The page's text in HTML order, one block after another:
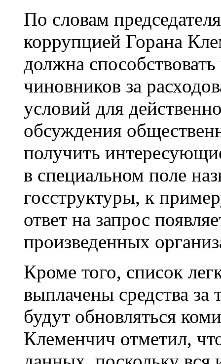
По словам
коррупцией Горана
должна
чиновников за
условий для
обсуждения
получить
в специальном поле
госструктуры, к
ответ на запрос
произведенных
Кроме того, список
выплачены средства
будут обновляться
Клеменчич отметил,